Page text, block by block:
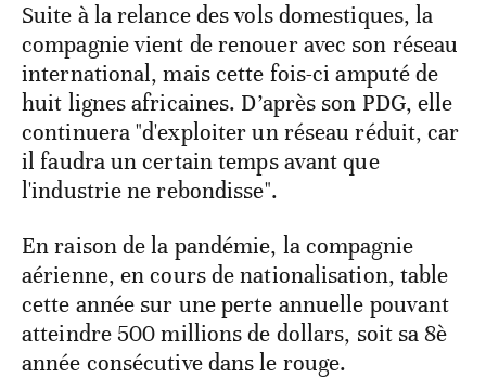
Suite à la relance des vols domestiques, la
compagnie vient de renouer avec son réseau
international, mais cette fois-ci amputé de
huit lignes africaines. D’après son PDG, elle
continuera "d'exploiter un réseau réduit, car
il faudra un certain temps avant que
l'industrie ne rebondisse".
En raison de la pandémie, la compagnie
aérienne, en cours de nationalisation, table
cette année sur une perte annuelle pouvant
atteindre 500 millions de dollars, soit sa 8è
année consécutive dans le rouge.